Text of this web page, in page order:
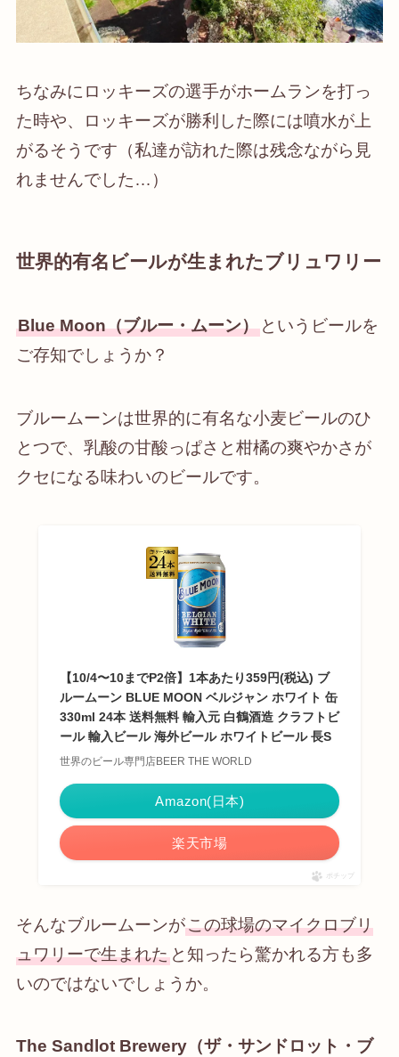
ちなみにロッキーズの選手がホームランを打っ
た時や、ロッキーズが勝利した際には噴水が上
がるそうです（私達が訪れた際は残念ながら見
れませんでした…）
世界的有名ビールが生まれたブリュワリー
Blue Moon（ブルー・ムーン）というビールを
ご存知でしょうか？
ブルームーンは世界的に有名な小麦ビールのひ
とつで、乳酸の甘酸っぱさと柑橘の爽やかさが
クセになる味わいのビールです。
【10/4〜10までP2倍】1本あたり359円(税込) ブ
ルームーン BLUE MOON ベルジャン ホワイト 缶
330ml 24本 送料無料 輸入元 白鶴酒造 クラフトビ
ール 輸入ビール 海外ビール ホワイトビール 長S
世界のビール専門店BEER THE WORLD
Amazon(日本)
楽天市場
ポチップ
そんなブルームーンがこの球場のマイクロブリ
ュワリーで生まれたと知ったら驚かれる方も多
いのではないでしょうか。
The Sandlot Brewery（ザ・サンドロット・ブ